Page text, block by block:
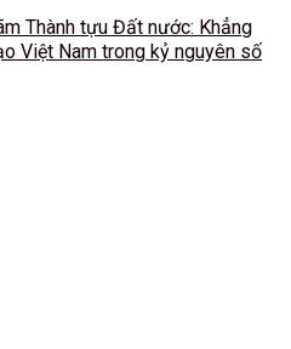
Thành tựu Đất nước: Khẳng
Việt Nam trong kỷ nguyên số